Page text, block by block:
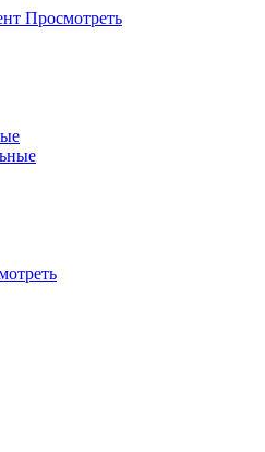
Просмотреть